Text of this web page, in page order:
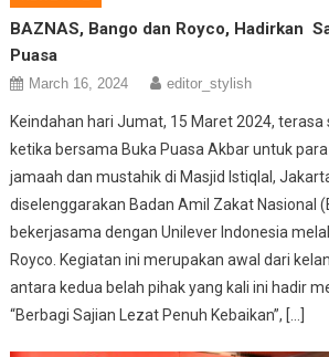
BAZNAS, Bango dan Royco, Hadirkan
Puasa
March 16, 2024 editor_stylish
Keindahan hari Jumat, 15 Maret 2024,
ketika bersama Buka Puasa Akbar untuk para
jamaah dan mustahik di Masjid Istiqlal,
diselenggarakan Badan Amil Zakat Nasional
bekerjasama dengan Unilever Indonesia
Royco. Kegiatan ini merupakan awal dari
antara kedua belah pihak yang kali ini hadir
“Berbagi Sajian Lezat Penuh Kebaikan”, […]